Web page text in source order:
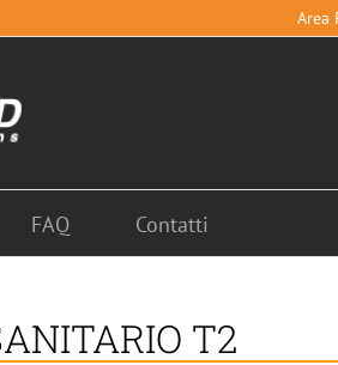
Area
FAQ Contatti
T2